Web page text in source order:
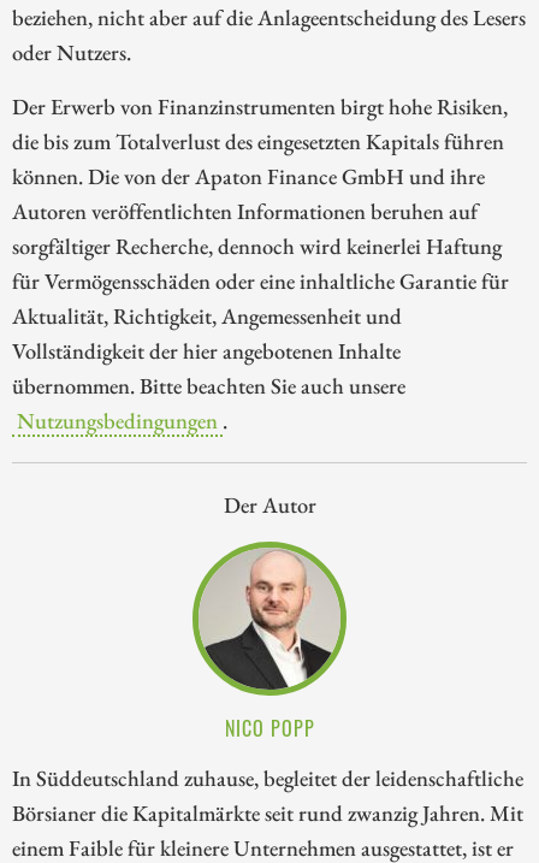
beziehen, nicht aber auf die Anlageentscheidung des Lesers
oder Nutzers.
Der Erwerb von Finanzinstrumenten birgt hohe Risiken,
die bis zum Totalverlust des eingesetzten Kapitals führen
können. Die von der Apaton Finance GmbH und ihre
Autoren veröffentlichten Informationen beruhen auf
sorgfältiger Recherche, dennoch wird keinerlei Haftung
für Vermögensschäden oder eine inhaltliche Garantie für
Aktualität, Richtigkeit, Angemessenheit und
Vollständigkeit der hier angebotenen Inhalte
übernommen. Bitte beachten Sie auch unsere
Nutzungsbedingungen .
Der Autor
NICO POPP
In Süddeutschland zuhause, begleitet der leidenschaftliche
Börsianer die Kapitalmärkte seit rund zwanzig Jahren. Mit
einem Faible für kleinere Unternehmen ausgestattet, ist er